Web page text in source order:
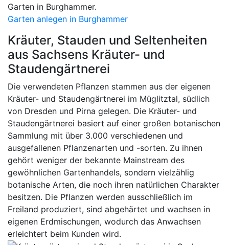
Garten in Burghammer.
Garten anlegen in Burghammer
Kräuter, Stauden und Seltenheiten
aus Sachsens Kräuter- und
Staudengärtnerei
Die verwendeten Pflanzen stammen aus der eigenen
Kräuter- und Staudengärtnerei im Müglitztal, südlich
von Dresden und Pirna gelegen. Die Kräuter- und
Staudengärtnerei basiert auf einer großen botanischen
Sammlung mit über 3.000 verschiedenen und
ausgefallenen Pflanzenarten und -sorten. Zu ihnen
gehört weniger der bekannte Mainstream des
gewöhnlichen Gartenhandels, sondern vielzählig
botanische Arten, die noch ihren natürlichen Charakter
besitzen. Die Pflanzen werden ausschließlich im
Freiland produziert, sind abgehärtet und wachsen in
eigenen Erdmischungen, wodurch das Anwachsen
erleichtert beim Kunden wird.